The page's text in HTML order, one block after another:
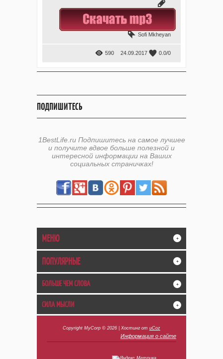
Sofi Mkheyan
590 24.09.2017 0.0/0
ПОДПИШИТЕСЬ
1BestLife.ru Подпишитесь на самое лучшее
и получите вдвое больше полезной и
интересной информации на Ваших
социальных страничках!
МЕНЮ +
ПОПУЛЯРНЫЕ +
БОЛЬШЕ ЧЕМ СЛОВА +
СИЛА МЫСЛИ +
Copyright MyCorp © 2026 Хостинг от uCoz
Информация о сайте